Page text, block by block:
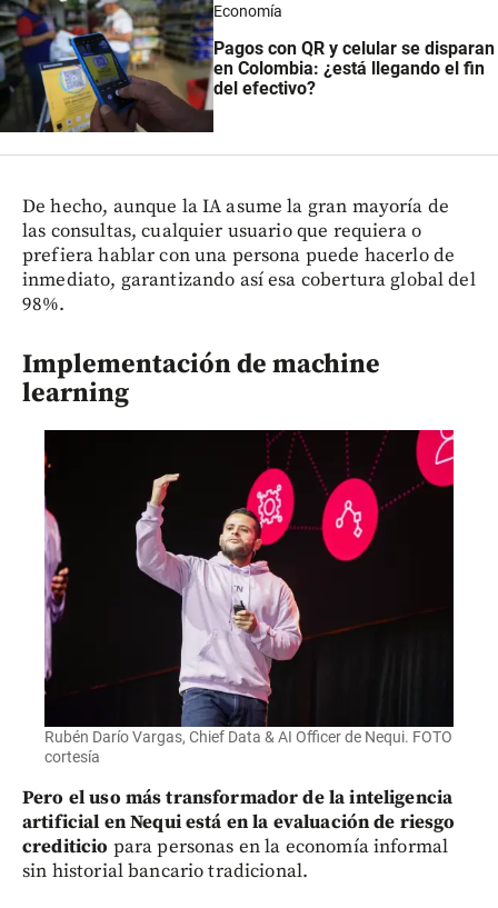
Economía
Pagos con QR y celular se disparan
en Colombia: ¿está llegando el fin
del efectivo?
De hecho, aunque la IA asume la gran mayoría de
las consultas, cualquier usuario que requiera o
prefiera hablar con una persona puede hacerlo de
inmediato, garantizando así esa cobertura global del
98%.
Implementación de machine
learning
Rubén Darío Vargas, Chief Data & AI Officer de Nequi. FOTO
cortesía
Pero el uso más transformador de la inteligencia
artificial en Nequi está en la evaluación de riesgo
crediticio para personas en la economía informal
sin historial bancario tradicional.